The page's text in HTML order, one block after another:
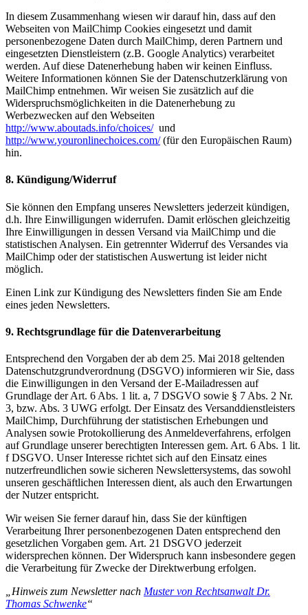
In diesem Zusammenhang wiesen wir darauf hin, dass auf den
Webseiten von MailChimp Cookies eingesetzt und damit
personenbezogene Daten durch MailChimp, deren Partnern und
eingesetzten Dienstleistern (z.B. Google Analytics) verarbeitet
werden. Auf diese Datenerhebung haben wir keinen Einfluss.
Weitere Informationen können Sie der Datenschutzerklärung von
MailChimp entnehmen. Wir weisen Sie zusätzlich auf die
Widerspruchsmöglichkeiten in die Datenerhebung zu
Werbezwecken auf den Webseiten
http://www.aboutads.info/choices/und
http://www.youronlinechoices.com/(für den Europäischen Raum)
hin.
8. Kündigung/Widerruf
Sie können den Empfang unseres Newsletters jederzeit kündigen,
d.h. Ihre Einwilligungen widerrufen. Damit erlöschen gleichzeitig
Ihre Einwilligungen in dessen Versand via MailChimp und die
statistischen Analysen. Ein getrennter Widerruf des Versandes via
MailChimp oder der statistischen Auswertung ist leider nicht
möglich.
Einen Link zur Kündigung des Newsletters finden Sie am Ende
eines jeden Newsletters.
9. Rechtsgrundlage für die Datenverarbeitung
Entsprechend den Vorgaben der ab dem 25. Mai 2018 geltenden
Datenschutzgrundverordnung (DSGVO) informieren wir Sie, dass
die Einwilligungen in den Versand der E-Mailadressen auf
Grundlage der Art. 6 Abs. 1 lit. a, 7 DSGVO sowie § 7 Abs. 2 Nr.
3, bzw. Abs. 3 UWG erfolgt. Der Einsatz des Versanddienstleisters
MailChimp, Durchführung der statistischen Erhebungen und
Analysen sowie Protokollierung des Anmeldeverfahrens, erfolgen
auf Grundlage unserer berechtigten Interessen gem. Art. 6 Abs. 1 lit.
f DSGVO. Unser Interesse richtet sich auf den Einsatz eines
nutzerfreundlichen sowie sicheren Newslettersystems, das sowohl
unseren geschäftlichen Interessen dient, als auch den Erwartungen
der Nutzer entspricht.
Wir weisen Sie ferner darauf hin, dass Sie der künftigen
Verarbeitung Ihrer personenbezogenen Daten entsprechend den
gesetzlichen Vorgaben gem. Art. 21 DSGVO jederzeit
widersprechen können. Der Widerspruch kann insbesondere gegen
die Verarbeitung für Zwecke der Direktwerbung erfolgen.
„Hinweis zum Newsletter nach Muster von Rechtsanwalt Dr.
Thomas Schwenke“